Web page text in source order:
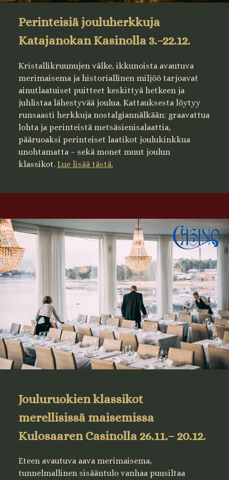
Perinteisiä jouluherkkuja
Katajanokan Kasinolla 3.–22.12.
Kristallikruunujen välke, ikkunoista avautuva
merimaisema ja historiallinen miljöö tarjoavat
ainutlaatuiset puitteet keskittyä hetkeen ja
juhlistaa lähestyvää joulua. Kattauksesta löytyy
runsaasti herkkuja nostalgiannälkään: graavattua
lohta ja perinteistä metsäsienisalaattia,
pääruoaksi perinteiset laatikot joulukinkkua
unohtamatta – sekä monet muut joulun
klassikot. ​​​​Lue lisää tästä.
Jouluruokien klassikot
merellisissä maisemissa
Kulosaaren Casinolla26.11.– 20.12.
Eteen avautuva aava merimaisema,
tunnelmallinen sisääntulo vanhaa puusiltaa